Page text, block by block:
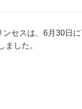
セスは、6月30日
した。